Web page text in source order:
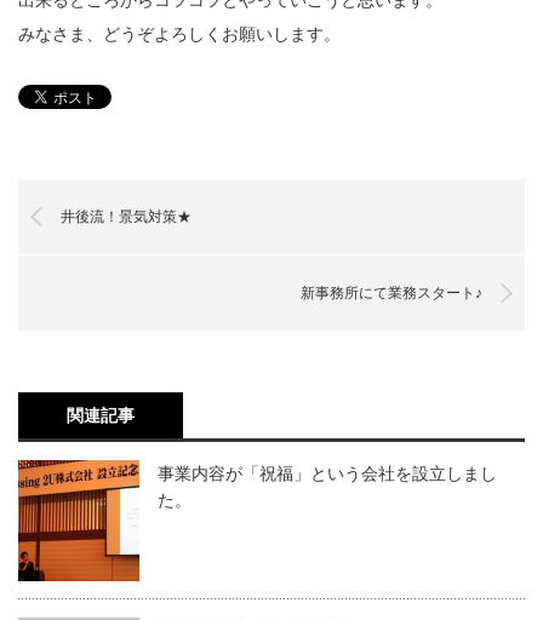
みなさま、どうぞよろしくお願いします。
井後流！景気対策★
新事務所にて業務スタート♪
関連記事
事業内容が「祝福」という会社を設立しまし
た。